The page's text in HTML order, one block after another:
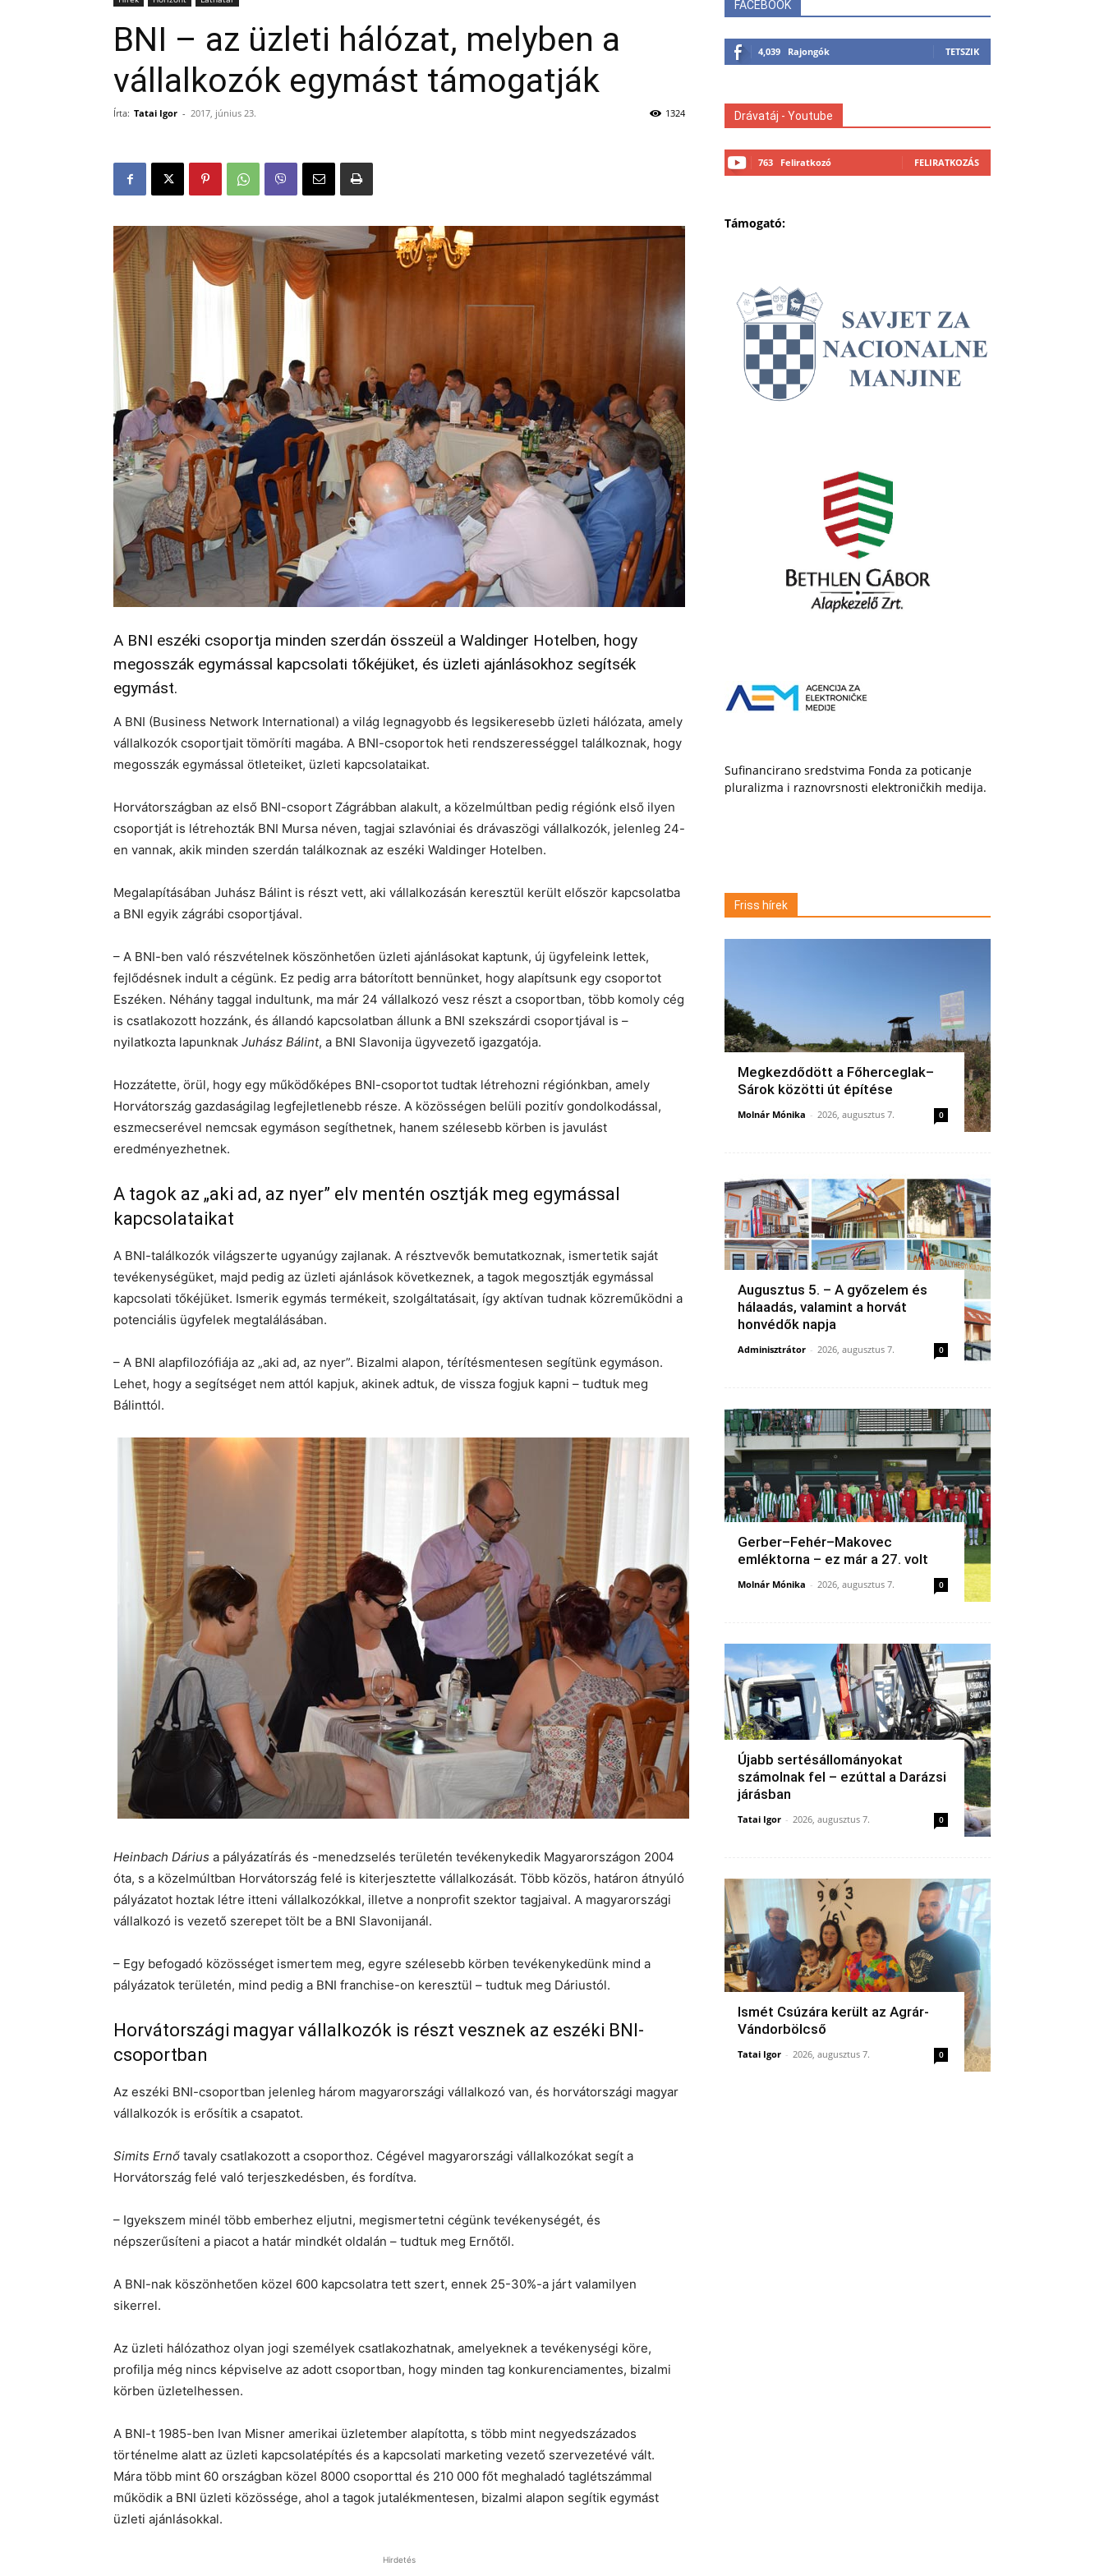
BNI – az üzleti hálózat, melyben a
vállalkozók egymást támogatják
Írta: Tatai Igor - 2017, június 23. 1324
A BNI eszéki csoportja minden szerdán összeül a Waldinger Hotelben, hogy
megosszák egymással kapcsolati tőkéjüket, és üzleti ajánlásokhoz segítsék
egymást.
A BNI (Business Network International) a világ legnagyobb és legsikeresebb üzleti hálózata, amely
vállalkozók csoportjait tömöríti magába. A BNI-csoportok heti rendszerességgel találkoznak, hogy
megosszák egymással ötleteiket, üzleti kapcsolataikat.
Horvátországban az első BNI-csoport Zágrábban alakult, a közelmúltban pedig régiónk első ilyen
csoportját is létrehozták BNI Mursa néven, tagjai szlavóniai és drávaszögi vállalkozók, jelenleg 24-
en vannak, akik minden szerdán találkoznak az eszéki Waldinger Hotelben.
Megalapításában Juhász Bálint is részt vett, aki vállalkozásán keresztül került először kapcsolatba
a BNI egyik zágrábi csoportjával.
– A BNI-ben való részvételnek köszönhetően üzleti ajánlásokat kaptunk, új ügyfeleink lettek,
fejlődésnek indult a cégünk. Ez pedig arra bátorított bennünket, hogy alapítsunk egy csoportot
Eszéken. Néhány taggal indultunk, ma már 24 vállalkozó vesz részt a csoportban, több komoly cég
is csatlakozott hozzánk, és állandó kapcsolatban állunk a BNI szekszárdi csoportjával is –
nyilatkozta lapunknak Juhász Bálint, a BNI Slavonija ügyvezető igazgatója.
Hozzátette, örül, hogy egy működőképes BNI-csoportot tudtak létrehozni régiónkban, amely
Horvátország gazdaságilag legfejletlenebb része. A közösségen belüli pozitív gondolkodással,
eszmecserével nemcsak egymáson segíthetnek, hanem szélesebb körben is javulást
eredményezhetnek.
A tagok az „aki ad, az nyer” elv mentén osztják meg egymással
kapcsolataikat
A BNI-találkozók világszerte ugyanúgy zajlanak. A résztvevők bemutatkoznak, ismertetik saját
tevékenységüket, majd pedig az üzleti ajánlások következnek, a tagok megosztják egymással
kapcsolati tőkéjüket. Ismerik egymás termékeit, szolgáltatásait, így aktívan tudnak közreműködni a
potenciális ügyfelek megtalálásában.
– A BNI alapfilozófiája az „aki ad, az nyer”. Bizalmi alapon, térítésmentesen segítünk egymáson.
Lehet, hogy a segítséget nem attól kapjuk, akinek adtuk, de vissza fogjuk kapni – tudtuk meg
Bálinttól.
Heinbach Dárius a pályázatírás és -menedzselés területén tevékenykedik Magyarországon 2004
óta, s a közelmúltban Horvátország felé is kiterjesztette vállalkozását. Több közös, határon átnyúló
pályázatot hoztak létre itteni vállalkozókkal, illetve a nonprofit szektor tagjaival. A magyarországi
vállalkozó is vezető szerepet tölt be a BNI Slavonijanál.
– Egy befogadó közösséget ismertem meg, egyre szélesebb körben tevékenykedünk mind a
pályázatok területén, mind pedig a BNI franchise-on keresztül – tudtuk meg Dáriustól.
Horvátországi magyar vállalkozók is részt vesznek az eszéki BNI-
csoportban
Az eszéki BNI-csoportban jelenleg három magyarországi vállalkozó van, és horvátországi magyar
vállalkozók is erősítik a csapatot.
Simits Ernő tavaly csatlakozott a csoporthoz. Cégével magyarországi vállalkozókat segít a
Horvátország felé való terjeszkedésben, és fordítva.
– Igyekszem minél több emberhez eljutni, megismertetni cégünk tevékenységét, és
népszerűsíteni a piacot a határ mindkét oldalán – tudtuk meg Ernőtől.
A BNI-nak köszönhetően közel 600 kapcsolatra tett szert, ennek 25-30%-a járt valamilyen
sikerrel.
Az üzleti hálózathoz olyan jogi személyek csatlakozhatnak, amelyeknek a tevékenységi köre,
profilja még nincs képviselve az adott csoportban, hogy minden tag konkurenciamentes, bizalmi
körben üzletelhessen.
A BNI-t 1985-ben Ivan Misner amerikai üzletember alapította, s több mint negyedszázados
történelme alatt az üzleti kapcsolatépítés és a kapcsolati marketing vezető szervezetévé vált.
Mára több mint 60 országban közel 8000 csoporttal és 210 000 főt meghaladó taglétszámmal
működik a BNI üzleti közössége, ahol a tagok jutalékmentesen, bizalmi alapon segítik egymást
üzleti ajánlásokkal.
Hirdetés
FACEBOOK
4,039 Rajongók TETSZIK
Drávatáj - Youtube
763 Feliratkozó FELIRATKOZÁS
Támogató:
Sufinancirano sredstvima Fonda za poticanje
pluralizma i raznovrsnosti elektroničkih medija.
Friss hírek
Megkezdődött a Főherceglak–
Sárok közötti út építése
Molnár Mónika - 2026, augusztus 7. 0
Augusztus 5. – A győzelem és
hálaadás, valamint a horvát
honvédők napja
Adminisztrátor - 2026, augusztus 7. 0
Gerber–Fehér–Makovec
emléktorna – ez már a 27. volt
Molnár Mónika - 2026, augusztus 7. 0
Újabb sertésállományokat
számolnak fel – ezúttal a Darázsi
járásban
Tatai Igor - 2026, augusztus 7. 0
Ismét Csúzára került az Agrár-
Vándorbölcső
Tatai Igor - 2026, augusztus 7. 0